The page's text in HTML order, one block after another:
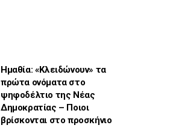
Ημαθία: «Κλειδώνουν» τα
πρώτα ονόματα στο
ψηφοδέλτιο της Νέας
Δημοκρατίας – Ποιοι
βρίσκονται στο προσκήνιο